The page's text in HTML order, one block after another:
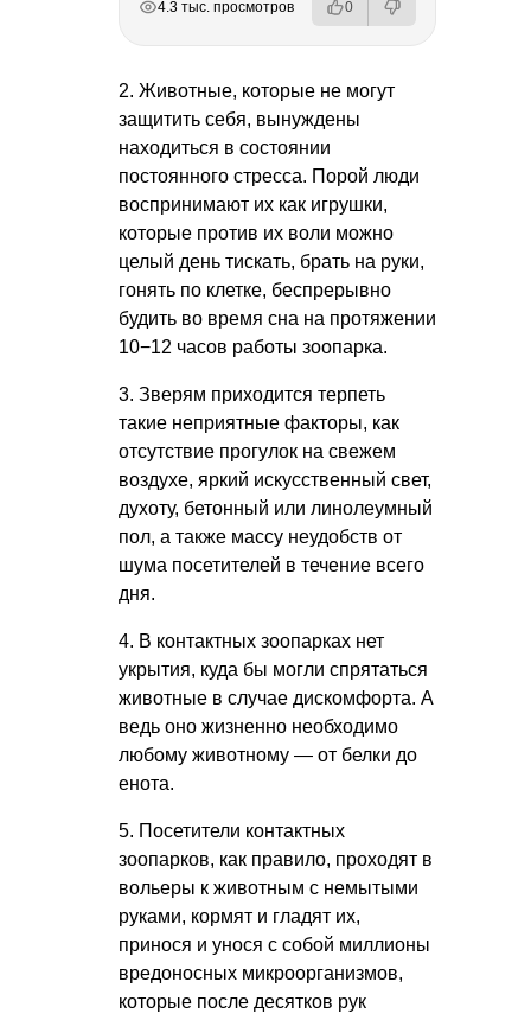
4.3 тыс. просмотров 0
2. Животные, которые не могут
защитить себя, вынуждены
находиться в состоянии
постоянного стресса. Порой люди
воспринимают их как игрушки,
которые против их воли можно
целый день тискать, брать на руки,
гонять по клетке, беспрерывно
будить во время сна на протяжении
10−12 часов работы зоопарка.
3. Зверям приходится терпеть
такие неприятные факторы, как
отсутствие прогулок на свежем
воздухе, яркий искусственный свет,
духоту, бетонный или линолеумный
пол, а также массу неудобств от
шума посетителей в течение всего
дня.
4. В контактных зоопарках нет
укрытия, куда бы могли спрятаться
животные в случае дискомфорта. А
ведь оно жизненно необходимо
любому животному — от белки до
енота.
5. Посетители контактных
зоопарков, как правило, проходят в
вольеры к животным с немытыми
руками, кормят и гладят их,
принося и унося с собой миллионы
вредоносных микроорганизмов,
которые после десятков рук